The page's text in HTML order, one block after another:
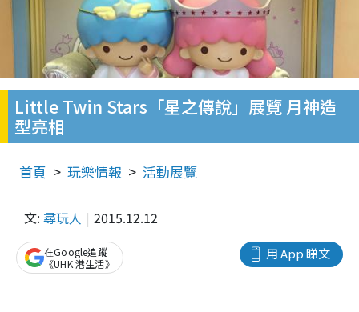
Little Twin Stars「星之傳說」展覽 月神造
型亮相
首頁 玩樂情報 活動展覽
文: 尋玩人 2015.12.12
用 App 睇文
在Google追蹤
《UHK 港生活》